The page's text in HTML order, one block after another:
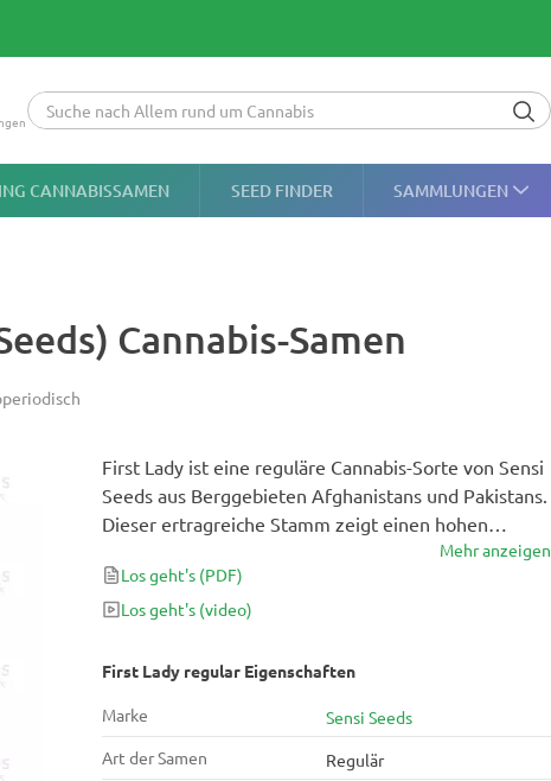
CANNABISSAMEN SEED FINDER SAMMLUNGEN
Cannabis-Samen
First Lady regular Eigenschaften
Marke
Sensi Seeds
Art der Samen
Regulär
First Lady ist eine reguläre Cannabis-Sorte von Sensi
Seeds aus Berggebieten Afghanistans und Pakistans.
Dieser ertragreiche Stamm zeigt einen hohen
Harzgehalt und eine kurze Blütezeit von 45-50 Tagen
in Innenräumen. Mit 95% der Indica-Gene erzeugt es
einen tief entspannenden Effekt, der es perfekt für
Mehr anzeigen
Los geht's (PDF)
Los geht's (video)